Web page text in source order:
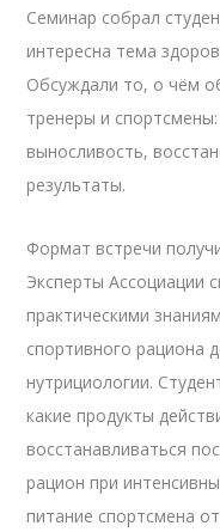
Семинар собрал
интересна тема
Обсуждали то, о чём
тренеры и
выносливость,
результаты.
Формат встречи
Эксперты Ассоциации
практическими
спортивного рациона
нутрициологии.
какие продукты
восстанавливаться
рацион при
питание спортсмена